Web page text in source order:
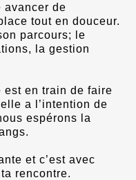
avancer de
tout en douceur.
parcours; le
la gestion
est en train de faire
a l’intention de
espérons la
et c’est avec
rencontre.